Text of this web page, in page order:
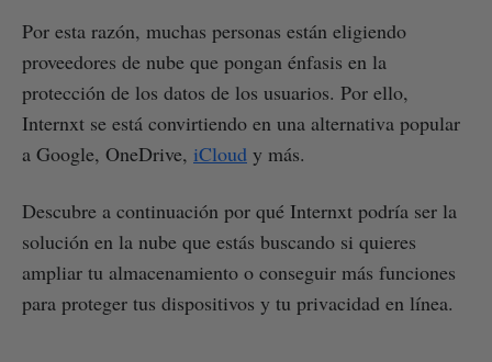
Por esta razón, muchas personas están eligiendo
proveedores de nube que pongan énfasis en la
protección de los datos de los usuarios. Por ello,
Internxt se está convirtiendo en una alternativa popular
a Google, OneDrive, iCloud y más.
Descubre a continuación por qué Internxt podría ser la
solución en la nube que estás buscando si quieres
ampliar tu almacenamiento o conseguir más funciones
para proteger tus dispositivos y tu privacidad en línea.